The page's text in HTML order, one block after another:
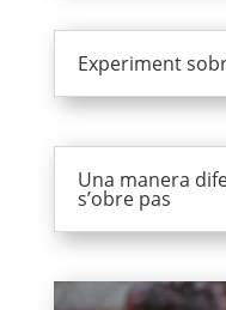
Experiment
Una manera
s’obre pas